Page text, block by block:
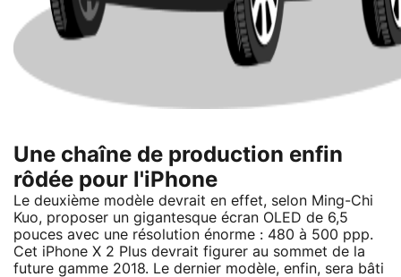
Une chaîne de production enfin
rôdée pour l'iPhone
Le deuxième modèle devrait en effet, selon Ming-Chi
Kuo, proposer un gigantesque écran OLED de 6,5
pouces avec une résolution énorme : 480 à 500 ppp.
Cet iPhone X 2 Plus devrait figurer au sommet de la
future gamme 2018. Le dernier modèle, enfin, sera bâti